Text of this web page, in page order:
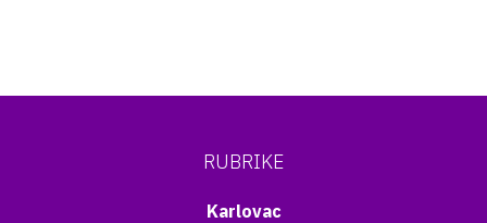
RUBRIKE
Karlovac